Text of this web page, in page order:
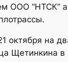
ООО “НТСК”
октября на
Щетинкина в